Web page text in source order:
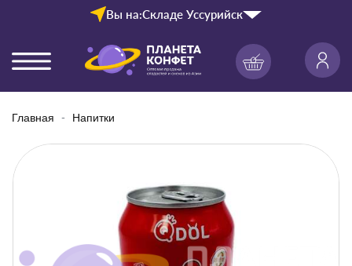
Вы на:Складе Уссурийск
Главная Напитки